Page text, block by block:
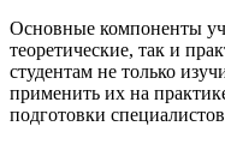
Основные компоненты
теоретические, так и
студентам не только
применить их на
подготовки